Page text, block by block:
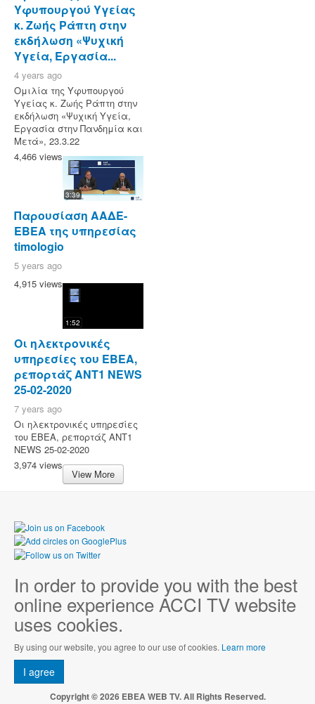
Υφυπουργού Υγείας
κ. Ζωής Ράπτη στην
εκδήλωση «Ψυχική
Υγεία, Εργασία...
4 years ago
Ομιλία της Υφυπουργού
Υγείας κ. Ζωής Ράπτη στην
εκδήλωση «Ψυχική Υγεία,
Εργασία στην Πανδημία και
Μετά», 23.3.22
4,466 views
3:39
Παρουσίαση ΑΑΔΕ-
ΕΒΕΑ της υπηρεσίας
timologio
5 years ago
4,915 views
1:52
Οι ηλεκτρονικές
υπηρεσίες του ΕΒΕΑ,
ρεπορτάζ ANT1 NEWS
25-02-2020
7 years ago
Οι ηλεκτρονικές υπηρεσίες
του ΕΒΕΑ, ρεπορτάζ ANT1
NEWS 25-02-2020
3,974 views
View More
In order to provide you with the best
online experience ACCI TV website
uses cookies.
By using our website, you agree to our use of cookies. Learn more
I agree
Copyright © 2026 EBEA WEB TV. All Rights Reserved.